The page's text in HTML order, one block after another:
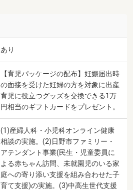
あり
【育児パッケージの配布】妊娠届出時
の面接を受けた妊婦の方を対象に出産
育児に役立つグッズを交換できる1万
円相当のギフトカードをプレゼント。
(1)産婦人科・小児科オンライン健康
相談の実施。(2)日野市ファミリー・
アテンダント事業(民生・児童委員に
よる赤ちゃん訪問、未就園児のいる家
庭への寄り添い支援を組み合わせた子
育て支援)の実施。(3)中高生世代支援